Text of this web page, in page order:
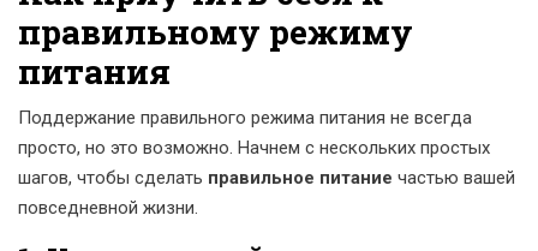
правильному режиму
питания
Поддержание правильного режима питания не всегда
просто, но это возможно. Начнем с нескольких простых
шагов, чтобы сделать правильное питание частью вашей
повседневной жизни.